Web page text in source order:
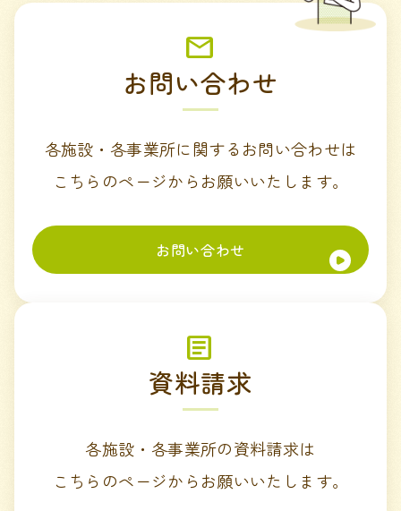
お問い合わせ
各施設・各事業所に関するお問い合わせは
こちらのページからお願いいたします。
お問い合わせ
資料請求
各施設・各事業所の資料請求は
こちらのページからお願いいたします。